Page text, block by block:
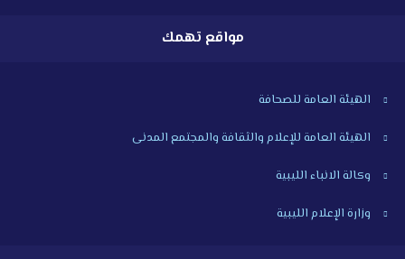
مواقع تهمك
الهيئة العامة للصحافة
الهيئة العامة للإعلام والثقافة والمجتمع المدنى
وكالة الانباء الليبية
وزارة الإعلام الليبية